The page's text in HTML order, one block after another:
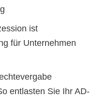
ist
für Unternehmen
entlasten Sie Ihr AD-